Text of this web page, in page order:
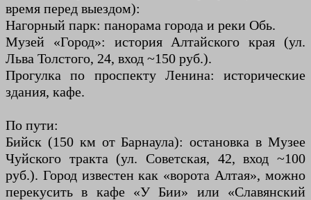
время перед выездом):
Нагорный парк: панорама города и реки Обь.
Музей «Город»: история Алтайского края (ул.
Льва Толстого, 24, вход ~150 руб.).
Прогулка по проспекту Ленина: исторические
здания, кафе.
По пути:
Бийск (150 км от Барнаула): остановка в Музее
Чуйского тракта (ул. Советская, 42, вход ~100
руб.). Город известен как «ворота Алтая», можно
перекусить в кафе «У Бии» или «Славянский